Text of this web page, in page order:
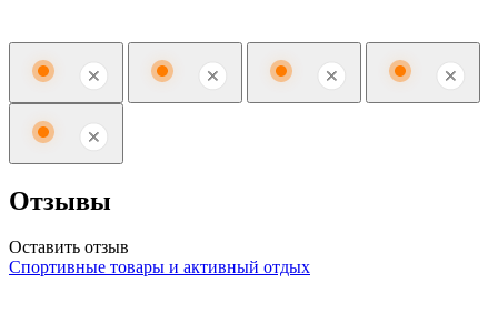
Отзывы
Оставить отзыв
Спортивные товары и активный отдых